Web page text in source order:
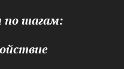
по шагам: